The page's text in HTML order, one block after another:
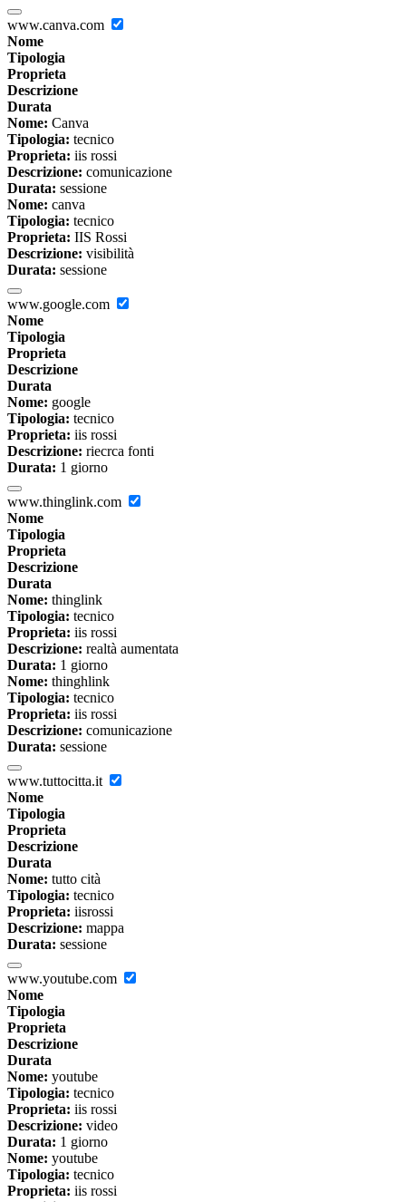
www.canva.com
Nome
Tipologia
Proprieta
Descrizione
Durata
Nome: Canva
Tipologia: tecnico
Proprieta: iis rossi
Descrizione: comunicazione
Durata: sessione
Nome: canva
Tipologia: tecnico
Proprieta: IIS Rossi
Descrizione: visibilità
Durata: sessione
www.google.com
Nome
Tipologia
Proprieta
Descrizione
Durata
Nome: google
Tipologia: tecnico
Proprieta: iis rossi
Descrizione: riecrca fonti
Durata: 1 giorno
www.thinglink.com
Nome
Tipologia
Proprieta
Descrizione
Durata
Nome: thinglink
Tipologia: tecnico
Proprieta: iis rossi
Descrizione: realtà aumentata
Durata: 1 giorno
Nome: thinghlink
Tipologia: tecnico
Proprieta: iis rossi
Descrizione: comunicazione
Durata: sessione
www.tuttocitta.it
Nome
Tipologia
Proprieta
Descrizione
Durata
Nome: tutto cità
Tipologia: tecnico
Proprieta: iisrossi
Descrizione: mappa
Durata: sessione
www.youtube.com
Nome
Tipologia
Proprieta
Descrizione
Durata
Nome: youtube
Tipologia: tecnico
Proprieta: iis rossi
Descrizione: video
Durata: 1 giorno
Nome: youtube
Tipologia: tecnico
Proprieta: iis rossi